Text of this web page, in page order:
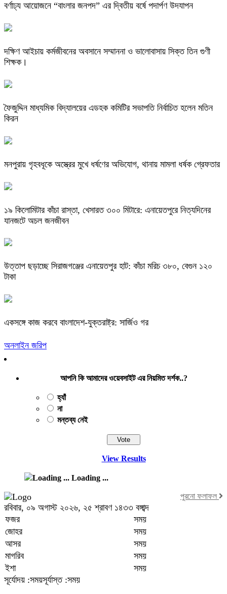
বর্ণাঢ্য আয়োজনে “বাংলার জনপদ” এর দ্বিতীয় বর্ষে পদার্পণ উদযাপন
দক্ষিণ আইচায় কর্মজীবনের অবসানে সম্মাননা ও ভালোবাসায় সিক্ত তিন গুণী
শিক্ষক।
ফৈজুদ্দিন মাধ্যমিক বিদ্যালয়ের এডহক কমিটির সভাপতি নির্বাচিত হলেন মতিন
কিরন
মনপুরায় গৃহবধূকে অস্ত্রের মুখে ধর্ষণের অভিযোগ, থানায় মামলা ধর্ষক গ্রেফতার
​১৯ কিলোমিটার কাঁচা রাস্তা, খেসারত ৩০০ মিটারে: এনায়েতপুরে নিত্যদিনের
যানজটে অচল জনজীবন
উত্তাপ ছড়াচ্ছে সিরাজগঞ্জের এনায়েতপুর হাট: কাঁচা মরিচ ৩৮০, বেগুন ১২০
টাকা
একসঙ্গে কাজ করবে বাংলাদেশ-যুক্তরাষ্ট্র: সার্জিও গর
অনলাইন জরিপ
আপনি কি আমাদের ওয়েবসাইট এর নিয়মিত দর্শক..?
হ্যাঁ
না
মন্তব্য নেই
View Results
Loading ...
পুরনো ফলাফল
রবিবার, ০৯ অগাস্ট ২০২৬, ২৫ শ্রাবণ ১৪৩৩ বঙ্গাব্দ
ফজর
সময়
জোহর
সময়
আসর
সময়
মাগরিব
সময়
ইশা
সময়
সূর্যোদয় :সময়সূর্যাস্ত :সময়